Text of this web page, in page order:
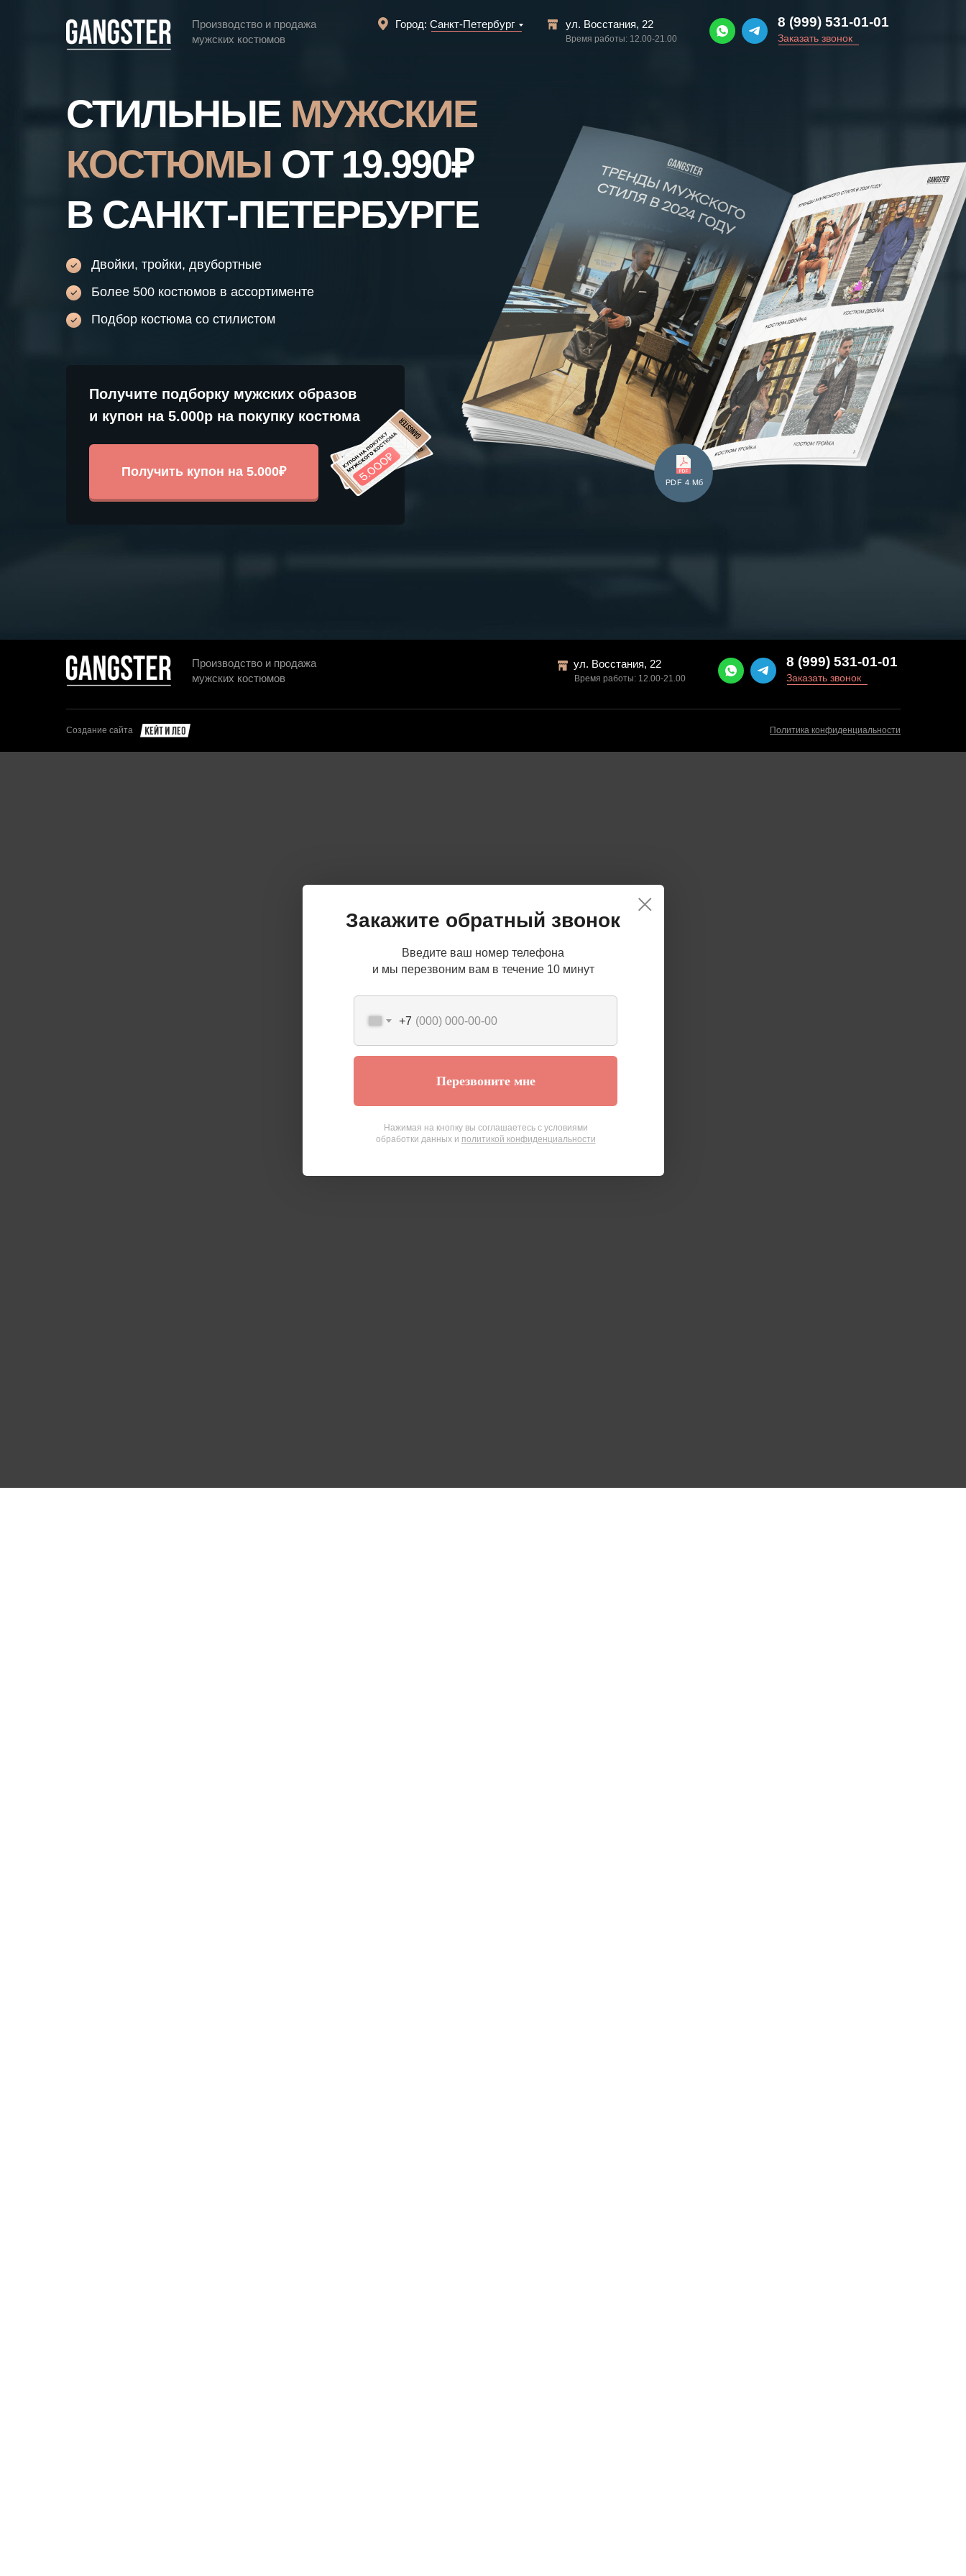
СТИЛЬНЫЕ МУЖСКИЕ
КОСТЮМЫ ОТ 19.990₽
В САНКТ-ПЕТЕРБУРГЕ
Двойки, тройки, двубортные
Производство и продажа
мужских костюмов
Город: Санкт-Петербург ул. Восстания, 22
Время работы: 12.00-21.00
8 (999) 531-01-01
Заказать звонок
Более 500 костюмов в ассортименте
Подбор костюма со стилистом
Получите подборку мужских образов
и купон на 5.000р на покупку костюма
Получить купон на 5.000₽
PDF 4 Мб
Производство и продажа
мужских костюмов
ул. Восстания, 22
Время работы: 12.00-21.00
8 (999) 531-01-01
Заказать звонок
Политика конфиденциальности
Создание сайта
Закажите обратный звонок
Нажимая на кнопку вы соглашаетесь с условиями
обработки данных и политикой конфиденциальности
Введите ваш номер телефона
и мы перезвоним вам в течение 10 минут
+7
Перезвоните мне